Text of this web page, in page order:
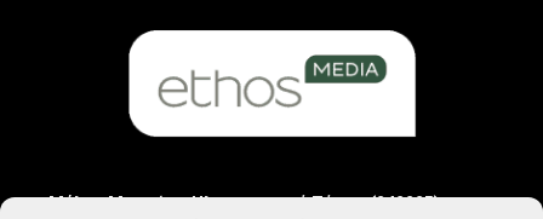
Μέλος Μητρώου Ηλεκτρονικού Τύπου (242225)